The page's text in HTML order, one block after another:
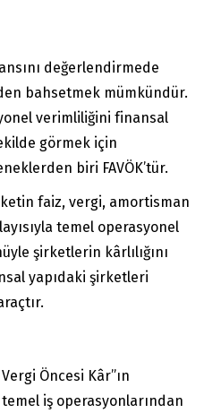
değerlendirmede
bahsetmek mümkündür.
verimliliğini finansal
görmek için
biri FAVÖK’tür.
faiz, vergi, amortisman
temel operasyonel
şirketlerin kârlılığını
yapıdaki şirketleri
Öncesi Kâr”ın
iş operasyonlarından